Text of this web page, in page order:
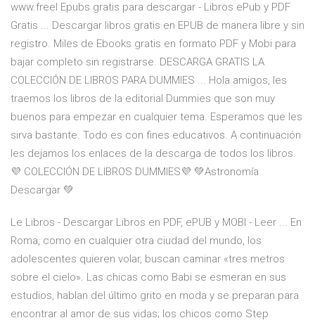
www.freel Epubs gratis para descargar - Libros ePub y PDF
Gratis ... Descargar libros gratis en EPUB de manera libre y sin
registro. Miles de Ebooks gratis en formato PDF y Mobi para
bajar completo sin registrarse. DESCARGA GRATIS LA
COLECCIÓN DE LIBROS PARA DUMMIES ... Hola amigos, les
traemos los libros de la editorial Dummies que son muy
buenos para empezar en cualquier tema. Esperamos que les
sirva bastante. Todo es con fines educativos. A continuación
les dejamos los enlaces de la descarga de todos los libros.
💜 COLECCIÓN DE LIBROS DUMMIES💜 💚Astronomía
Descargar 💚
Le Libros - Descargar Libros en PDF, ePUB y MOBI - Leer ... En
Roma, como en cualquier otra ciudad del mundo, los
adolescentes quieren volar, buscan caminar «tres metros
sobre el cielo». Las chicas como Babi se esmeran en sus
estudios, hablan del último grito en moda y se preparan para
encontrar al amor de sus vidas; los chicos como Step